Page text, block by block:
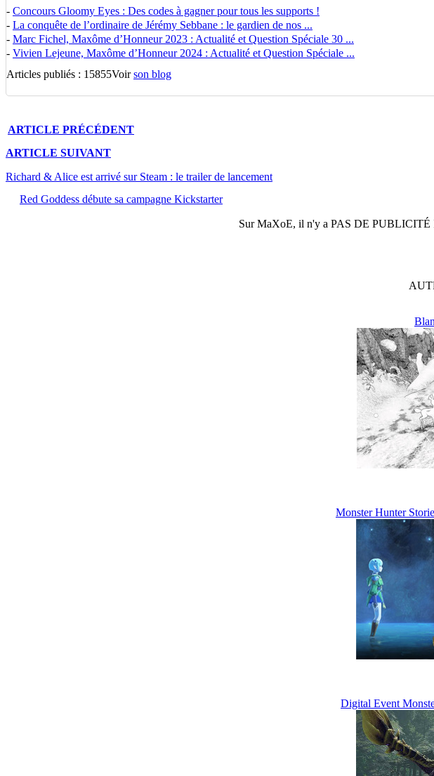
- Concours Gloomy Eyes : Des codes à gagner pour tous les supports !
- La conquête de l’ordinaire de Jérémy Sebbane : le gardien de nos ...
- Marc Fichel, Maxôme d’Honneur 2023 : Actualité et Question Spéciale 30 ...
- Vivien Lejeune, Maxôme d’Honneur 2024 : Actualité et Question Spéciale ...
Articles publiés : 15855Voirson blog
ARTICLE PRÉCÉDENT
ARTICLE SUIVANT
Richard & Alice est arrivé sur Steam : le trailer de lancement
Red Goddess débute sa campagne Kickstarter
SurMaXoE, il n'y a PAS DE PUBLICITÉ
Monster Hunter
Digital Event